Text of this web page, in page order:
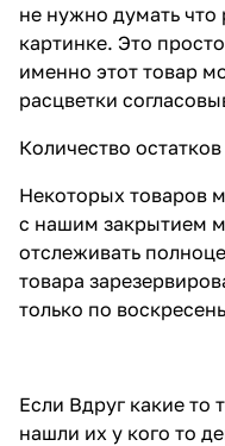
не нужно думать что
картинке. Это
именно этот товар
расцветки
Количество
Некоторых товаров
с нашим закрытием
отслеживать
товара
только по
Если Вдруг какие то
нашли их у кого то